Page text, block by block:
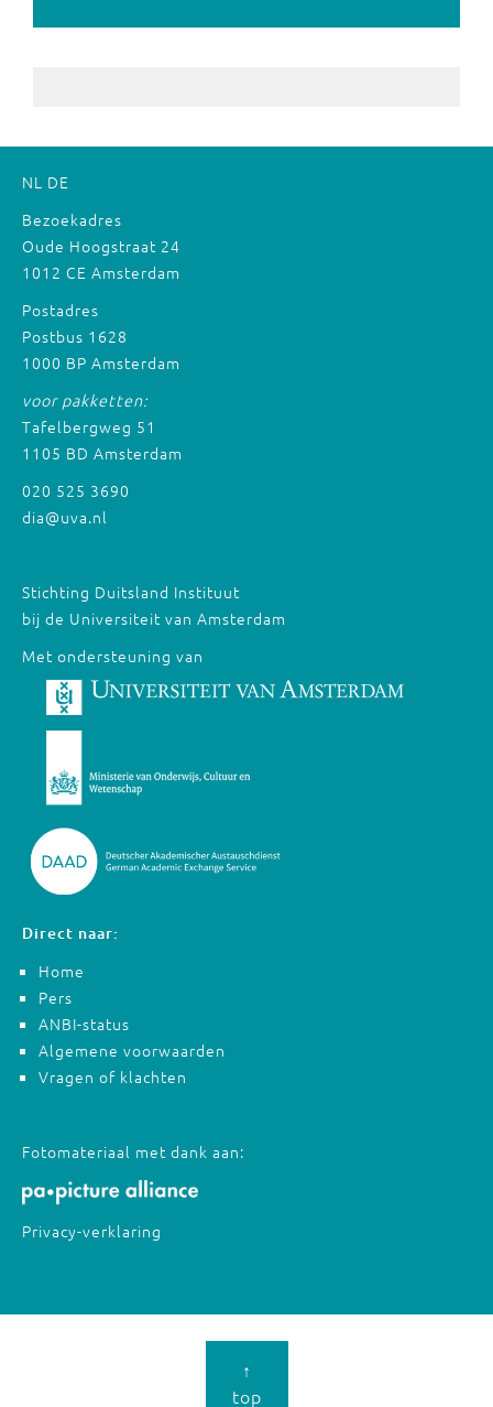
NL DE
Bezoekadres
Oude Hoogstraat 24
1012 CE Amsterdam
Postadres
Postbus 1628
1000 BP Amsterdam
voor pakketten:
Tafelbergweg 51
1105 BD Amsterdam
020 525 3690
dia@uva.nl
Stichting Duitsland Instituut
bij de Universiteit van Amsterdam
Met ondersteuning van
Direct naar:
Home
Pers
ANBI-status
Algemene voorwaarden
Vragen of klachten
Fotomateriaal met dank aan:
Privacy-verklaring
↑
top